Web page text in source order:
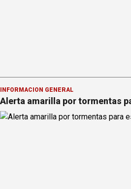
INFORMACION GENERAL
Alerta amarilla por tormentas